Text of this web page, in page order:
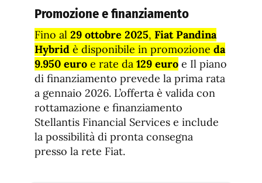
Promozione e finanziamento
Fino al 29 ottobre 2025, Fiat Pandina
Hybrid è disponibile in promozione da
9.950 euro e rate da 129 euro e Il piano
di finanziamento prevede la prima rata
a gennaio 2026. L’offerta è valida con
rottamazione e finanziamento
Stellantis Financial Services e include
la possibilità di pronta consegna
presso la rete Fiat.